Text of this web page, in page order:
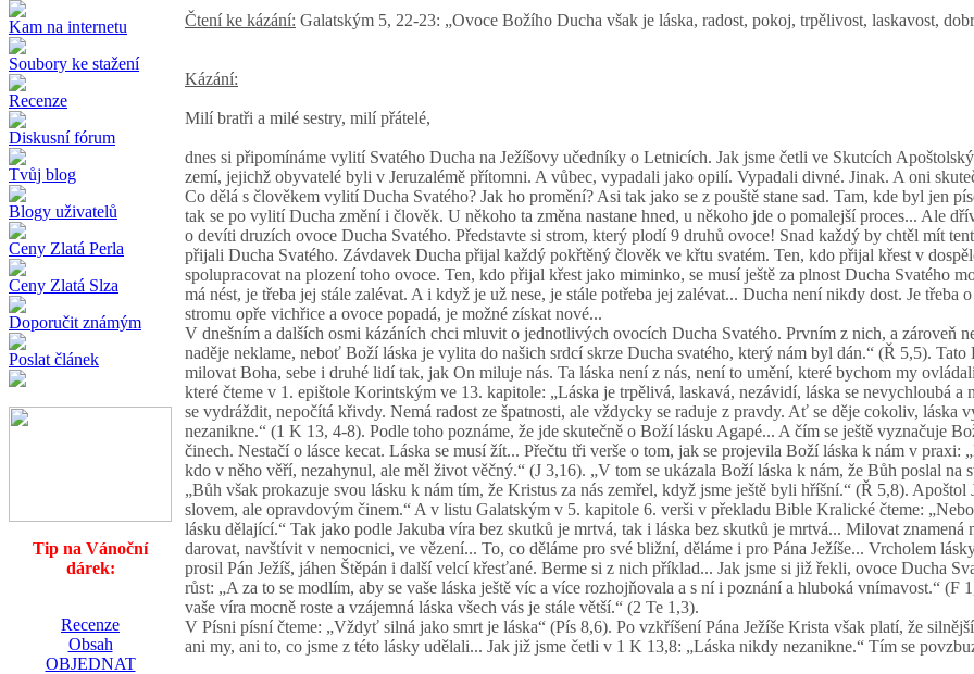
Kam na internetu
Soubory ke stažení
Recenze
Diskusní fórum
Tvůj blog
Blogy uživatelů
Ceny Zlatá Perla
Ceny Zlatá Slza
Doporučit známým
Poslat článek
Tip na Vánoční
dárek:
Recenze
Obsah
OBJEDNAT
Čtení ke kázání: Galatským 5, 22-23: „Ovoce Božího Ducha však je láska, radost, pokoj, trpělivost, laskavost,
Kázání:
Milí bratři a milé sestry, milí přátelé,
dnes si připomínáme vylití Svatého Ducha na Ježíšovy učedníky o Letnicích. Jak jsme četli ve Skutcích
zemí, jejichž obyvatelé byli v Jeruzalémě přítomni. A vůbec, vypadali jako opilí. Vypadali divné. Jinak. A oni
Co dělá s člověkem vylití Ducha Svatého? Jak ho promění? Asi tak jako se z pouště stane sad. Tam, kde byl jen
tak se po vylití Ducha změní i člověk. U někoho ta změna nastane hned, u někoho jde o pomalejší proces... Ale
o devíti druzích ovoce Ducha Svatého. Představte si strom, který plodí 9 druhů ovoce! Snad každý by chtěl mít
přijali Ducha Svatého. Závdavek Ducha přijal každý pokřtěný člověk ve křtu svatém. Ten, kdo přijal křest v
spolupracovat na plození toho ovoce. Ten, kdo přijal křest jako miminko, se musí ještě za plnost Ducha Svatého
má nést, je třeba jej stále zalévat. A i když je už nese, je stále potřeba jej zalévat... Ducha není nikdy dost. Je
stromu opře vichřice a ovoce popadá, je možné získat nové...
V dnešním a dalších osmi kázáních chci mluvit o jednotlivých ovocích Ducha Svatého. Prvním z nich, a zároveň
naděje neklame, neboť Boží láska je vylita do našich srdcí skrze Ducha svatého, který nám byl dán.“ (Ř 5,5).
milovat Boha, sebe i druhé lidí tak, jak On miluje nás. Ta láska není z nás, není to umění, které bychom my
které čteme v 1. epištole Korintským ve 13. kapitole: „Láska je trpělivá, laskavá, nezávidí, láska se nevychloubá a
se vydráždit, nepočítá křivdy. Nemá radost ze špatnosti, ale vždycky se raduje z pravdy. Ať se děje cokoliv, láska
nezanikne.“ (1 K 13, 4-8). Podle toho poznáme, že jde skutečně o Boží lásku Agapé... A čím se ještě vyznačuje
činech. Nestačí o lásce kecat. Láska se musí žít... Přečtu tři verše o tom, jak se projevila Boží láska k nám v
kdo v něho věří, nezahynul, ale měl život věčný.“ (J 3,16). „V tom se ukázala Boží láska k nám, že Bůh poslal na
„Bůh však prokazuje svou lásku k nám tím, že Kristus za nás zemřel, když jsme ještě byli hříšní.“ (Ř 5,8).
slovem, ale opravdovým činem.“ A v listu Galatským v 5. kapitole 6. verši v překladu Bible Kralické čteme:
lásku dělající.“ Tak jako podle Jakuba víra bez skutků je mrtvá, tak i láska bez skutků je mrtvá... Milovat
darovat, navštívit v nemocnici, ve vězení... To, co děláme pro své bližní, děláme i pro Pána Ježíše... Vrcholem
prosil Pán Ježíš, jáhen Štěpán i další velcí křesťané. Berme si z nich příklad... Jak jsme si již řekli, ovoce Ducha
růst: „A za to se modlím, aby se vaše láska ještě víc a více rozhojňovala a s ní i poznání a hluboká vnímavost.“
vaše víra mocně roste a vzájemná láska všech vás je stále větší.“ (2 Te 1,3).
V Písni písní čteme: „Vždyť silná jako smrt je láska“ (Pís 8,6). Po vzkříšení Pána Ježíše Krista však platí, že
ani my, ani to, co jsme z této lásky udělali... Jak již jsme četli v 1 K 13,8: „Láska nikdy nezanikne.“ Tím se